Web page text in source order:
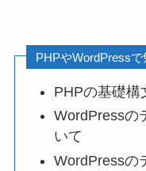
PHPやWordPress
PHPの基礎構
WordPressの
いて
WordPressの